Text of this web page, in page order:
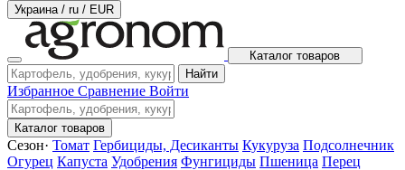
Украина / ru / EUR
Каталог товаров
Найти
Избранное Сравнение Войти
Каталог товаров
Сезон· Томат Гербициды, Десиканты Кукуруза Подсолнечник
Огурец Капуста Удобрения Фунгициды Пшеница Перец